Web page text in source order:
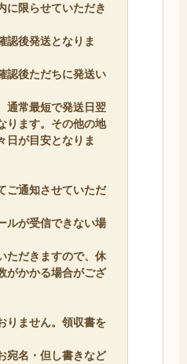
に限らせていただき
認後発送となりま
認後ただちに発送い
通常最短で発送日翌
ります。その他の地
日が目安となりま
ご通知させていただ
ルが受信できない場
ただきますので、休
がかかる場合がござ
りません。領収書を
宛名・但し書きなど